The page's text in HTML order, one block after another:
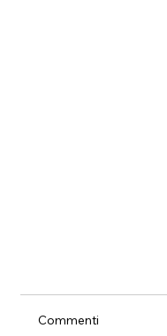
Commenti